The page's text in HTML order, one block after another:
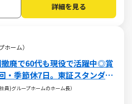
詳細を見る
ーム）
廃で60代も現役で活躍中◎賞
・季節休7日。東証スタンダー
◎
員)グループホームのホーム長）